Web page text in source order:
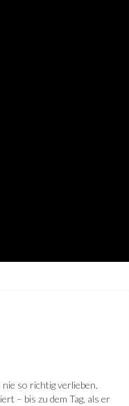
so richtig verlieben.
– bis zu dem Tag, als er